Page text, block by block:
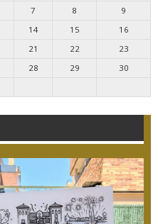
7 8
9
14 15
16
21 22
23
28 29
30